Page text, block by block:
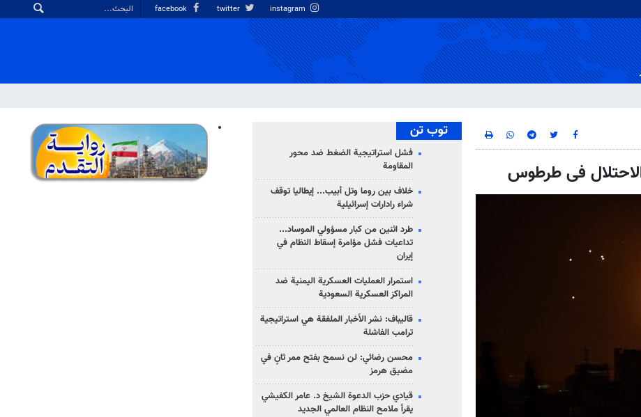
فی طرطوس
توب تن
فشل استراتيجية الضغط ضد محور
المقاومة
خلاف بين روما وتل أبيب... إيطاليا توقف
شراء رادارات إسرائيلية
طرد اثنين من كبار مسؤولي الموساد...
تداعيات فشل مؤامرة إسقاط النظام في
إيران
استمرار العمليات العسكرية اليمنية ضد
المراكز العسكرية السعودية
قاليباف: نشر الأخبار الملفقة هي استراتيجية
ترامب الفاشلة
محسن رضائي: لن نسمح بفتح ممر ثانٍ في
مضيق هرمز
قيادي حزب الدعوة الشيخ د. عامر الكفيشي
يقرأ ملامح النظام العالمي الجديد